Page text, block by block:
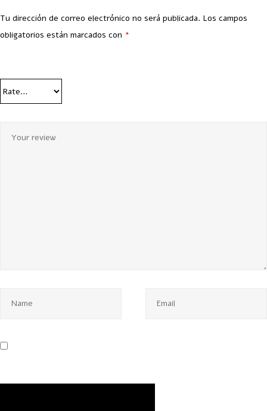
Tu dirección de correo electrónico no será publicada. Los campos
obligatorios están marcados con *